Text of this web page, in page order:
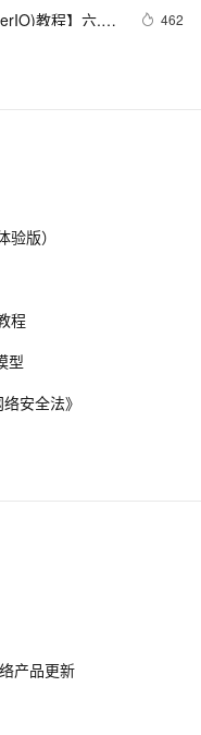
教程】六.二
462
网络和图
课：卷积神经网
）：从原理到
？一文即
版）
程
型
安全法》
产品更新